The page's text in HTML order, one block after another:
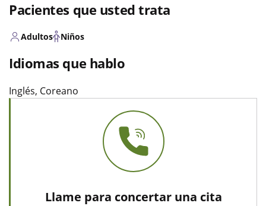
Pacientes que usted trata
Adultos Niños
Idiomas que hablo
Inglés, Coreano
Llame para concertar una cita